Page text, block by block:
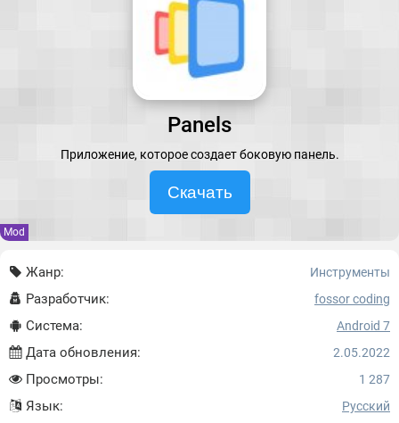
Panels
Приложение, которое создает боковую панель.
Скачать
Mod
Жанр: Инструменты
Разработчик: fossor coding
Система: Android 7
Дата обновления: 2.05.2022
Просмотры: 1 287
Язык: Русский